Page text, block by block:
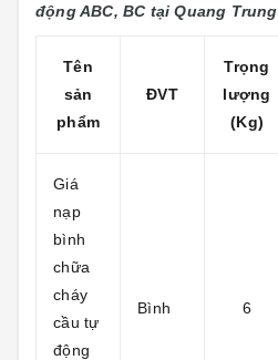
động ABC, BC tại Quang Trung
Tên
sản
phẩm
ĐVT
Trọng
lượng
(Kg)
Giá
nạp
bình
chữa
cháy
cầu tự
động
Bình 6